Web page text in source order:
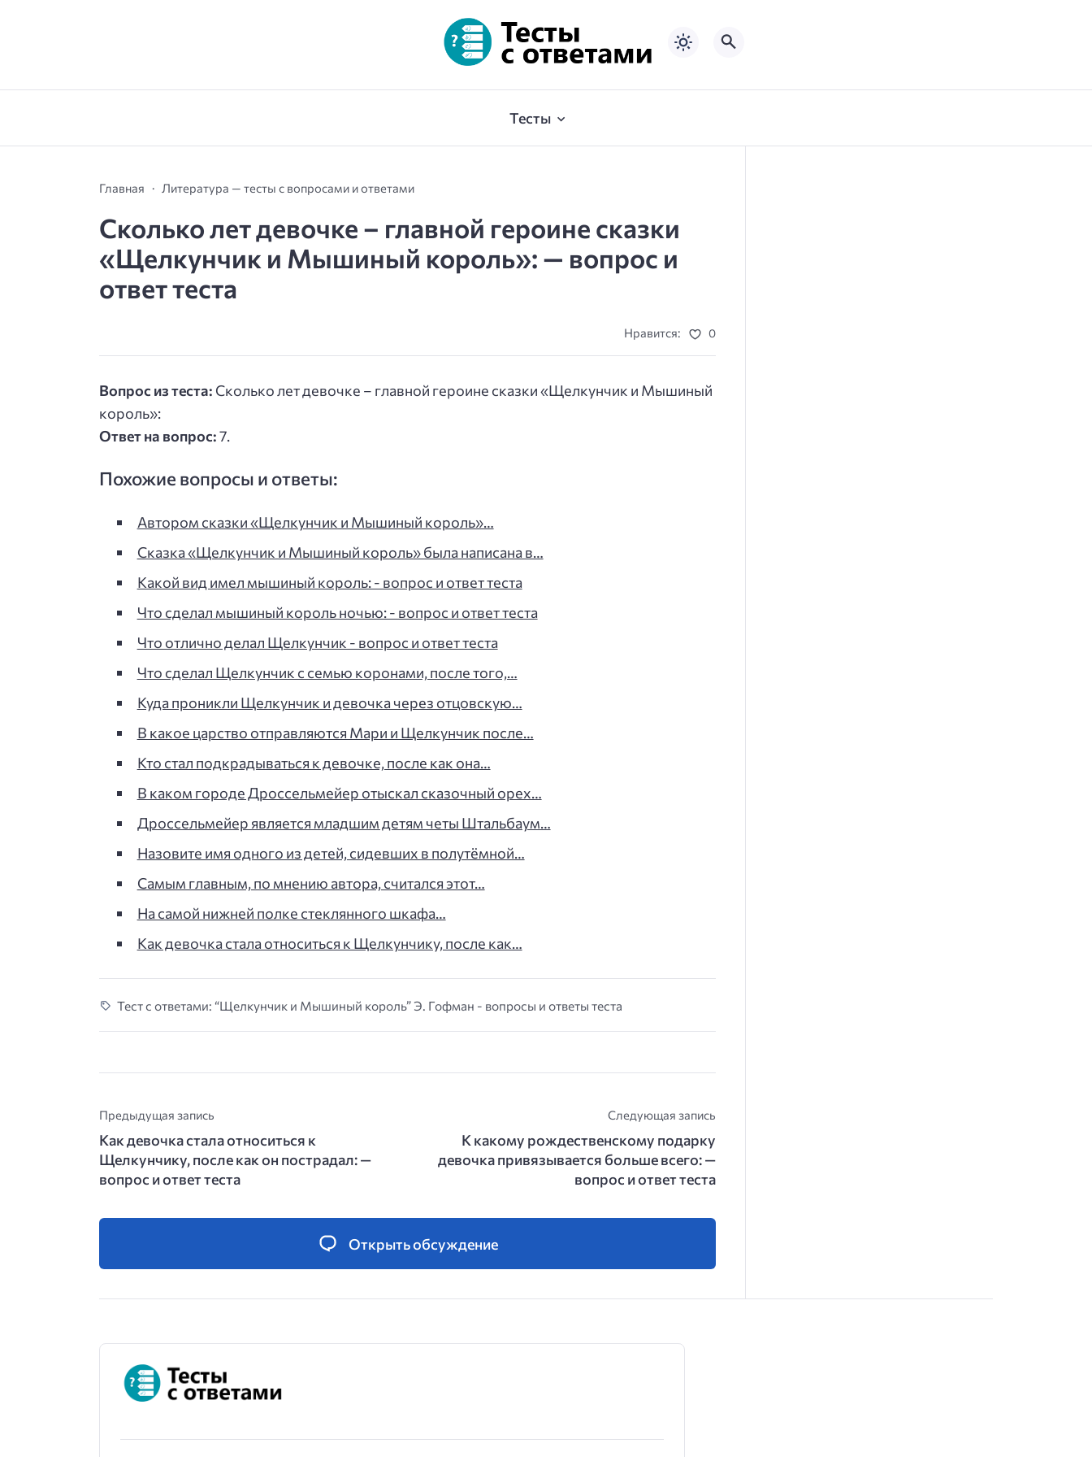
Тесты
Главная Литература — тесты с вопросами и ответами
Сколько лет девочке – главной героине сказки
«Щелкунчик и Мышиный король»: — вопрос и
ответ теста
Нравится: 0
Вопрос из теста: Сколько лет девочке – главной героине сказки «Щелкунчик и Мышиный
король»:
Ответ на вопрос:7.
Похожие вопросы и ответы:
Автором сказки «Щелкунчик и Мышиный король»…
Сказка «Щелкунчик и Мышиный король» была написана в…
Какой вид имел мышиный король: - вопрос и ответ теста
Что сделал мышиный король ночью: - вопрос и ответ теста
Что отлично делал Щелкунчик - вопрос и ответ теста
Что сделал Щелкунчик с семью коронами, после того,…
Куда проникли Щелкунчик и девочка через отцовскую…
В какое царство отправляются Мари и Щелкунчик после…
Кто стал подкрадываться к девочке, после как она…
В каком городе Дроссельмейер отыскал сказочный орех…
Дроссельмейер является младшим детям четы Штальбаум…
Назовите имя одного из детей, сидевших в полутёмной…
Самым главным, по мнению автора, считался этот…
На самой нижней полке стеклянного шкафа…
Как девочка стала относиться к Щелкунчику, после как…
Тест с ответами: “Щелкунчик и Мышиный король” Э. Гофман - вопросы и ответы теста
Предыдущая запись
Как девочка стала относиться к
Щелкунчику, после как он пострадал: —
вопрос и ответ теста
Следующая запись
К какому рождественскому подарку
девочка привязывается больше всего: —
вопрос и ответ теста
Открыть обсуждение